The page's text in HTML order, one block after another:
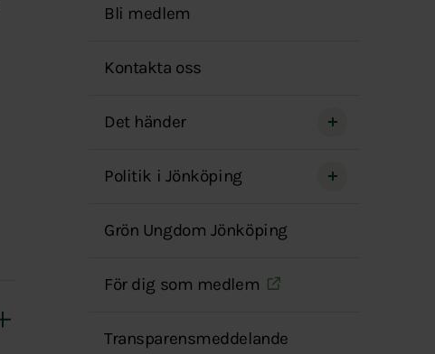
över
menyn
Bli medlem
Kontakta oss
Det händer
Politik i Jönköping
Grön Ungdom Jönköping
För dig som medlem
Transparensmeddelande